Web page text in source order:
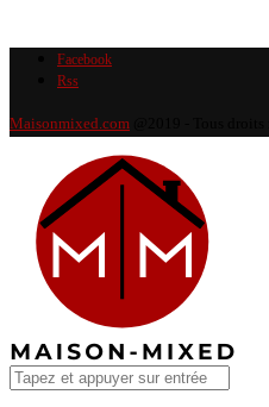
Facebook
Rss
Maisonmixed.com